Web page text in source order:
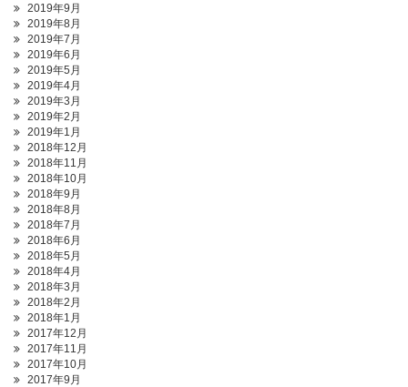
2019年9月
2019年8月
2019年7月
2019年6月
2019年5月
2019年4月
2019年3月
2019年2月
2019年1月
2018年12月
2018年11月
2018年10月
2018年9月
2018年8月
2018年7月
2018年6月
2018年5月
2018年4月
2018年3月
2018年2月
2018年1月
2017年12月
2017年11月
2017年10月
2017年9月